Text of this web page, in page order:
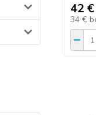
42 €
34 €